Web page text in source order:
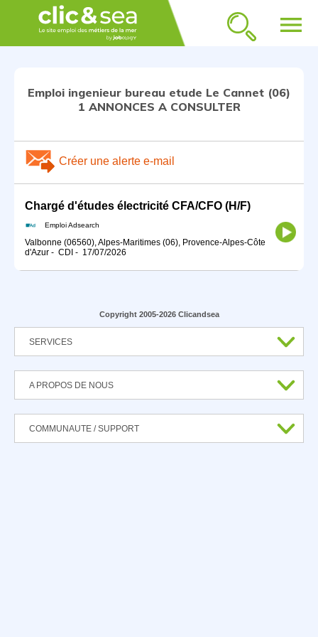
menu
Emploi ingenieur bureau etude Le Cannet (06)
1 ANNONCES A CONSULTER
Créer une alerte e-mail
Chargé d'études électricité CFA/CFO (H/F)
Emploi Adsearch
Valbonne (06560), Alpes-Maritimes (06), Provence-Alpes-Côte
d'Azur - CDI - 17/07/2026
Copyright 2005-2026 Clicandsea
SERVICES
A PROPOS DE NOUS
COMMUNAUTE / SUPPORT